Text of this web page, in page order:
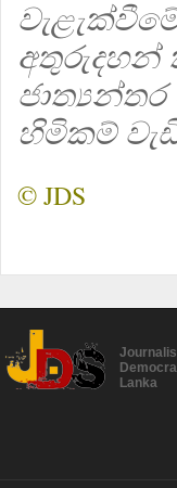
අතුරුදහන්
හිමිකම්
© JDS
Lanka